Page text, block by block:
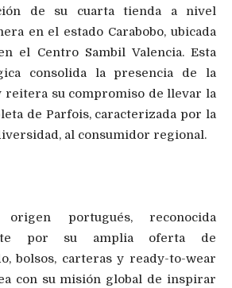
de su cuarta tienda a nivel
en el estado Carabobo, ubicada
el Centro Sambil Valencia. Esta
consolida la presencia de la
reitera su compromiso de llevar la
de Parfois, caracterizada por la
al consumidor regional.
portugués, reconocida
por su amplia oferta de
bolsos, carteras y ready-to-wear
con su misión global de inspirar